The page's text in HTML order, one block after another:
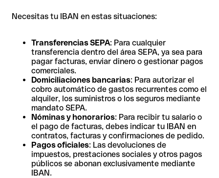
Necesitas tu IBAN en estas situaciones:
Transferencias SEPA: Para cualquier
transferencia dentro del área SEPA, ya sea para
pagar facturas, enviar dinero o gestionar pagos
comerciales.
Domiciliaciones bancarias: Para autorizar el
cobro automático de gastos recurrentes como el
alquiler, los suministros o los seguros mediante
mandato SEPA.
Nóminas y honorarios: Para recibir tu salario o
el pago de facturas, debes indicar tu IBAN en
contratos, facturas y confirmaciones de pedido.
Pagos oficiales: Las devoluciones de
impuestos, prestaciones sociales y otros pagos
públicos se abonan exclusivamente mediante
IBAN.